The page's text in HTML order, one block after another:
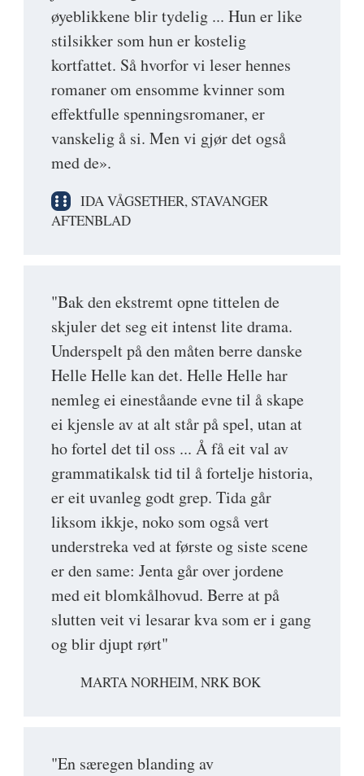
øyeblikkene blir tydelig ... Hun er like
stilsikker som hun er kostelig
kortfattet. Så hvorfor vi leser hennes
romaner om ensomme kvinner som
effektfulle spenningsromaner, er
vanskelig å si. Men vi gjør det også
med de».
IDA VÅGSETHER, STAVANGER
AFTENBLAD
"Bak den ekstremt opne tittelen de
skjuler det seg eit intenst lite drama.
Underspelt på den måten berre danske
Helle Helle kan det. Helle Helle har
nemleg ei eineståande evne til å skape
ei kjensle av at alt står på spel, utan at
ho fortel det til oss ... Å få eit val av
grammatikalsk tid til å fortelje historia,
er eit uvanleg godt grep. Tida går
liksom ikkje, noko som også vert
understreka ved at første og siste scene
er den same: Jenta går over jordene
med eit blomkålhovud. Berre at på
slutten veit vi lesarar kva som er i gang
og blir djupt rørt"
MARTA NORHEIM, NRK BOK
"En særegen blanding av